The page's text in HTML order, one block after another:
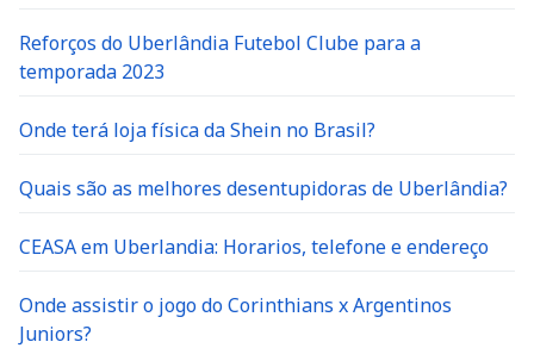
Reforços do Uberlândia Futebol Clube para a
temporada 2023
Onde terá loja física da Shein no Brasil?
Quais são as melhores desentupidoras de Uberlândia?
CEASA em Uberlandia: Horarios, telefone e endereço
Onde assistir o jogo do Corinthians x Argentinos
Juniors?